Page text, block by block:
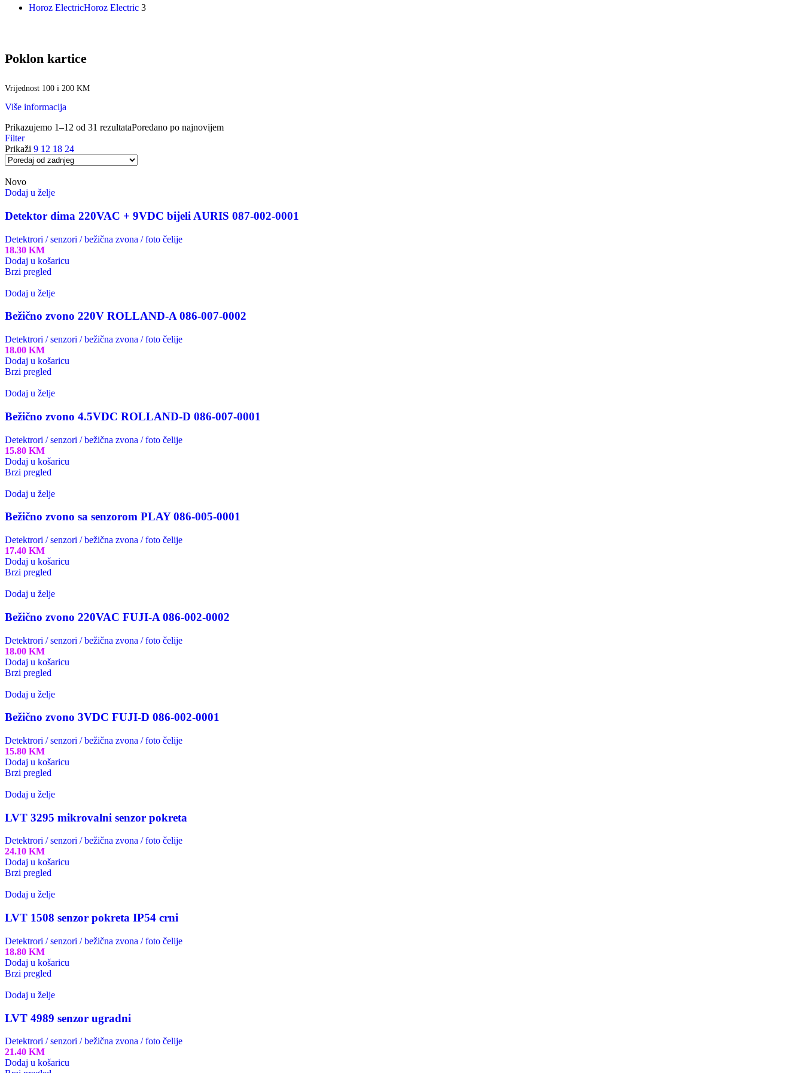
Horoz ElectricHoroz Electric 3
Poklon kartice
Vrijednost 100 i 200 KM
Više informacija
Prikazujemo 1–12 od 31 rezultataPoredano po najnovijem
Filter
Prikaži 9 12 18 24
Novo
Dodaj u želje
Detektor dima 220VAC + 9VDC bijeli AURIS 087-002-0001
Detektrori / senzori / bežična zvona / foto čelije
18.30 KM
Dodaj u košaricu
Brzi pregled
Dodaj u želje
Bežično zvono 220V ROLLAND-A 086-007-0002
Detektrori / senzori / bežična zvona / foto čelije
18.00 KM
Dodaj u košaricu
Brzi pregled
Dodaj u želje
Bežično zvono 4.5VDC ROLLAND-D 086-007-0001
Detektrori / senzori / bežična zvona / foto čelije
15.80 KM
Dodaj u košaricu
Brzi pregled
Dodaj u želje
Bežično zvono sa senzorom PLAY 086-005-0001
Detektrori / senzori / bežična zvona / foto čelije
17.40 KM
Dodaj u košaricu
Brzi pregled
Dodaj u želje
Bežično zvono 220VAC FUJI-A 086-002-0002
Detektrori / senzori / bežična zvona / foto čelije
18.00 KM
Dodaj u košaricu
Brzi pregled
Dodaj u želje
Bežično zvono 3VDC FUJI-D 086-002-0001
Detektrori / senzori / bežična zvona / foto čelije
15.80 KM
Dodaj u košaricu
Brzi pregled
Dodaj u želje
LVT 3295 mikrovalni senzor pokreta
Detektrori / senzori / bežična zvona / foto čelije
24.10 KM
Dodaj u košaricu
Brzi pregled
Dodaj u želje
LVT 1508 senzor pokreta IP54 crni
Detektrori / senzori / bežična zvona / foto čelije
18.80 KM
Dodaj u košaricu
Brzi pregled
Dodaj u želje
LVT 4989 senzor ugradni
Detektrori / senzori / bežična zvona / foto čelije
21.40 KM
Dodaj u košaricu